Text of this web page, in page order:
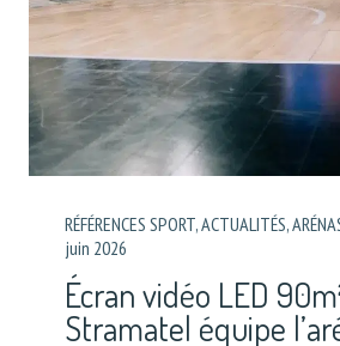
RÉFÉRENCES SPORT,ACTUALITÉS,
juin 2026
Écran vidéo LED
Stramatel équipe